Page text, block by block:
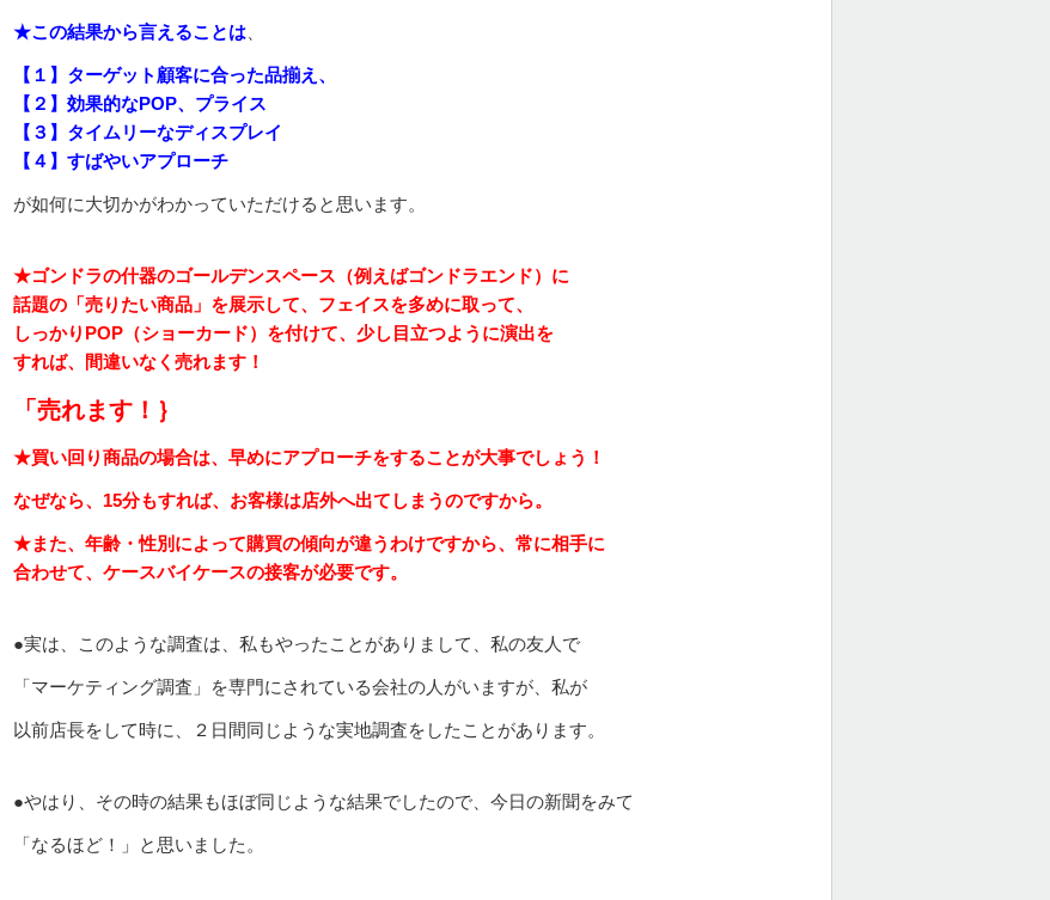
★この結果から言えることは
【１】ターゲット顧客に合った品揃え、
【２】効果的なPOP、プライス
【３】タイムリーなディスプレイ
【４】すばやいアプローチ
が如何に大切かがわかっていただけると思います。
★ゴンドラの什器のゴールデンスペース（例えばゴンドラエンド）に
話題の「売りたい商品」を展示して、フェイスを多めに取って、
しっかりPOP（ショーカード）を付けて、少し目立つように演出を
すれば、間違いなく売れます！
「売れます！｝
★買い回り商品の場合は、早めにアプローチをすることが大事でしょう！
なぜなら、15分もすれば、お客様は店外へ出てしまうのですから。
★また、年齢・性別によって購買の傾向が違うわけですから、常に相手に
合わせて、ケースバイケースの接客が必要です。
●実は、このような調査は、私もやったことがありまして、私の友人で
「マーケティング調査」を専門にされている会社の人がいますが、私が
以前店長をして時に、２日間同じような実地調査をしたことがあります。
●やはり、その時の結果もほぼ同じような結果でしたので、今日の新聞をみて
「なるほど！」と思いました。